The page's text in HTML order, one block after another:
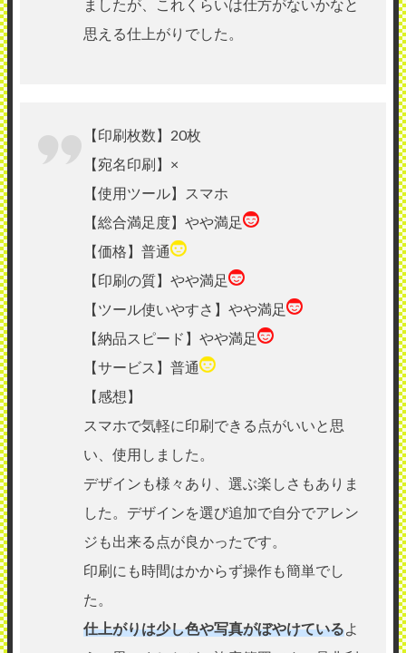
ましたが、これくらいは仕方がないかなと
思える仕上がりでした。
【印刷枚数】20枚
【宛名印刷】×
【使用ツール】スマホ
【総合満足度】やや満足
【価格】普通
【印刷の質】やや満足
【ツール使いやすさ】やや満足
【納品スピード】やや満足
【サービス】普通
【感想】
スマホで気軽に印刷できる点がいいと思
い、使用しました。
デザインも様々あり、選ぶ楽しさもありま
した。デザインを選び追加で自分でアレン
ジも出来る点が良かったです。
印刷にも時間はかからず操作も簡単でし
た。
仕上がりは少し色や写真がぼやけているよ